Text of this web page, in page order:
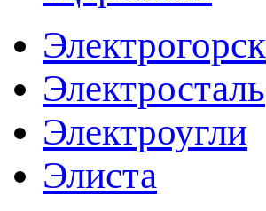
Электрогорск
Электросталь
Электроугли
Элиста